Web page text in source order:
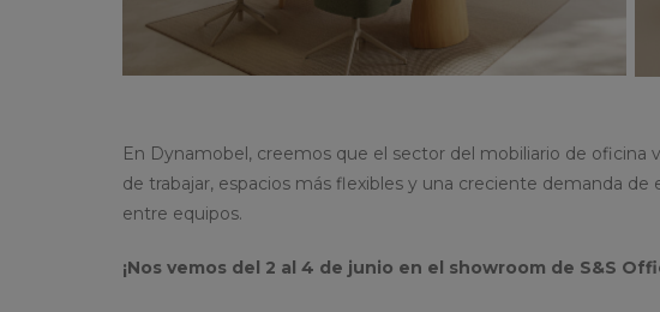
En Dynamobel, creemos que el sector del mobiliario de
de trabajar, espacios más flexibles y una creciente demanda
entre equipos.
¡Nos vemos del 2 al 4 de junio en el showroom de S&S